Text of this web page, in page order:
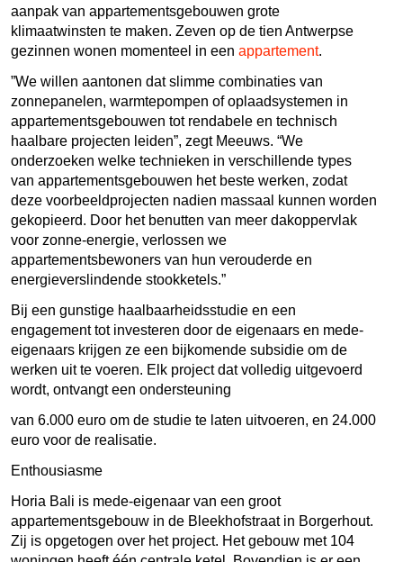
aanpak van appartementsgebouwen grote
klimaatwinsten te maken. Zeven op de tien Antwerpse
gezinnen wonen momenteel in een appartement.
”We willen aantonen dat slimme combinaties van
zonnepanelen, warmtepompen of oplaadsystemen in
appartementsgebouwen tot rendabele en technisch
haalbare projecten leiden”, zegt Meeuws. “We
onderzoeken welke technieken in verschillende types
van appartementsgebouwen het beste werken, zodat
deze voorbeeldprojecten nadien massaal kunnen worden
gekopieerd. Door het benutten van meer dakoppervlak
voor zonne-energie, verlossen we
appartementsbewoners van hun verouderde en
energieverslindende stookketels.”
Bij een gunstige haalbaarheidsstudie en een
engagement tot investeren door de eigenaars en mede-
eigenaars krijgen ze een bijkomende subsidie om de
werken uit te voeren. Elk project dat volledig uitgevoerd
wordt, ontvangt een ondersteuning
van 6.000 euro om de studie te laten uitvoeren, en 24.000
euro voor de realisatie.
Enthousiasme
Horia Bali is mede-eigenaar van een groot
appartementsgebouw in de Bleekhofstraat in Borgerhout.
Zij is opgetogen over het project. Het gebouw met 104